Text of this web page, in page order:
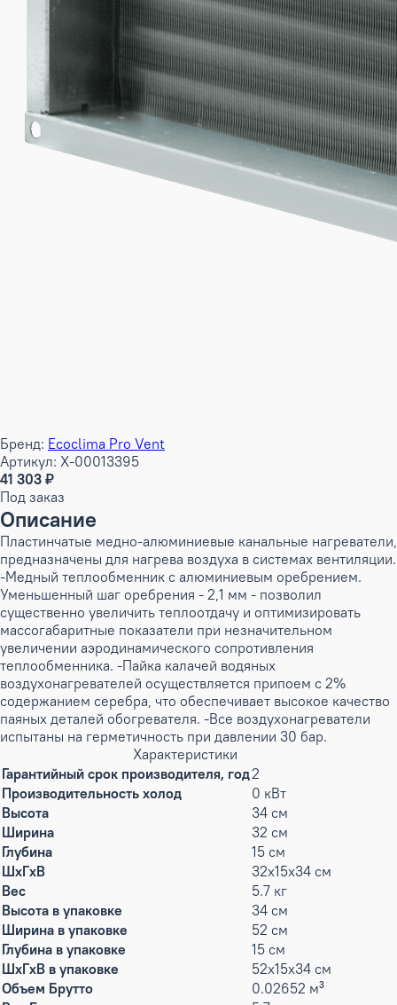
Бренд: Ecoclima Pro Vent
Артикул: X-00013395
41 303 ₽
Под заказ
Описание
Пластинчатые медно-алюминиевые канальные нагреватели,
предназначены для нагрева воздуха в системах вентиляции.
-Медный теплообменник с алюминиевым оребрением.
Уменьшенный шаг оребрения - 2,1 мм - позволил
существенно увеличить теплоотдачу и оптимизировать
массогабаритные показатели при незначительном
увеличении аэродинамического сопротивления
теплообменника. -Пайка калачей водяных
воздухонагревателей осуществляется припоем с 2%
содержанием серебра, что обеспечивает высокое качество
паяных деталей обогревателя. -Все воздухонагреватели
испытаны на герметичность при давлении 30 бар.
Характеристики
Гарантийный срок производителя, год2
Производительность холод
0 кВт
Высота
34 см
Ширина
32 см
Глубина
15 см
ШxГxВ
32x15x34 см
Вес
5.7 кг
Высота в упаковке
34 см
Ширина в упаковке
52 см
Глубина в упаковке
15 см
ШxГxВ в упаковке
52x15x34 см
Объем Брутто
0.02652 м³